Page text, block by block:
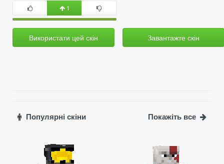
1
Використати цей скін Завантажте скін
Популярні скіни Покажіть все